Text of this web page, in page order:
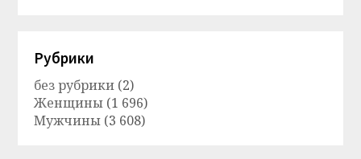
Рубрики
без рубрики (2)
Женщины (1 696)
Мужчины (3 608)